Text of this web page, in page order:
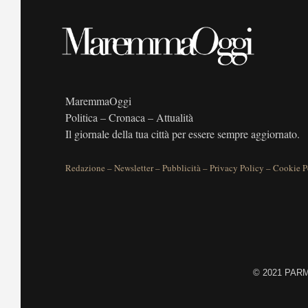
MaremmaOggi
Politica – Cronaca – Attualità
Il giornale della tua città per essere sempre aggiornato.
Redazione –Newsletter–Pubblicità–Privacy Policy –Cookie
© 2021